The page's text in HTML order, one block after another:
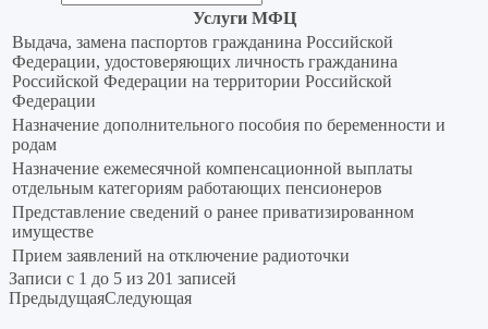
Услуги МФЦ
Выдача, замена паспортов гражданина Российской
Федерации, удостоверяющих личность гражданина
Российской Федерации на территории Российской
Федерации
Назначение дополнительного пособия по беременности и
родам
Назначение ежемесячной компенсационной выплаты
отдельным категориям работающих пенсионеров
Представление сведений о ранее приватизированном
имуществе
Прием заявлений на отключение радиоточки
Записи с 1 до 5 из 201 записей
ПредыдущаяСледующая